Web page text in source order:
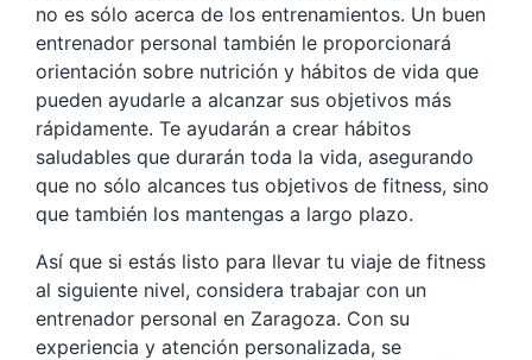
no es sólo acerca de los entrenamientos. Un buen
entrenador personal también le proporcionará
orientación sobre nutrición y hábitos de vida que
pueden ayudarle a alcanzar sus objetivos más
rápidamente. Te ayudarán a crear hábitos
saludables que durarán toda la vida, asegurando
que no sólo alcances tus objetivos de fitness, sino
que también los mantengas a largo plazo.
Así que si estás listo para llevar tu viaje de fitness
al siguiente nivel, considera trabajar con un
entrenador personal en Zaragoza. Con su
experiencia y atención personalizada, se